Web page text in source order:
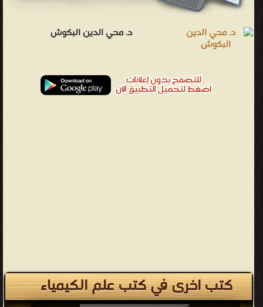
د. محي الدين البكوش
كتب اخرى في كتب علم الكيمياء